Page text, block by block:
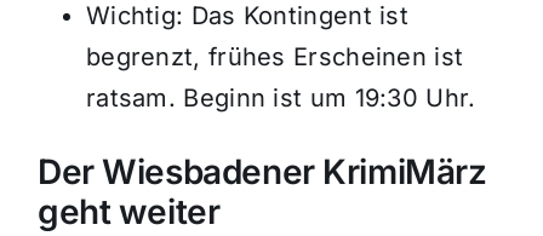
Wichtig: Das Kontingent ist
begrenzt, frühes Erscheinen ist
ratsam. Beginn ist um 19:30 Uhr.
Der Wiesbadener KrimiMärz
geht weiter